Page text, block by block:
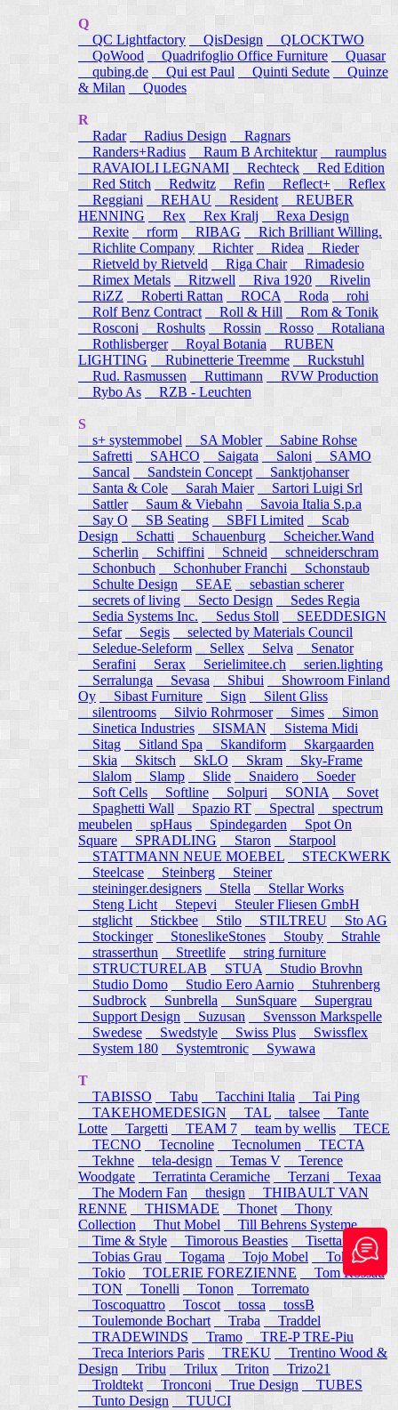
Q
QC Lightfactory
QisDesign
QLOCKTWO
QoWood Quadrifoglio Office Furniture
Quasar
qubing.de
Qui est Paul Quinti Sedute
Quinze
& Milan
Quodes
R
Radar
Radius Design
Ragnars
Randers+Radius
Raum B Architektur raumplus
RAVAIOLI LEGNAMI
Rechteck
Red Edition
Red Stitch
Redwitz Refin Reflect+
Reflex
Reggiani
REHAU Resident
REUBER
HENNING
Rex Rex Kralj
Rexa Design
Rexite
rform RIBAG
Rich Brilliant Willing.
Richlite Company
Richter Ridea
Rieder
Rietveld by Rietveld
Riga Chair
Rimadesio
Rimex Metals
Ritzwell Riva 1920
Rivelin
RiZZ
Roberti Rattan ROCA Roda
rohi
Rolf Benz Contract
Roll & Hill
Rom & Tonik
Rosconi Roshults Rossin Rosso
Rotaliana
Rothlisberger
Royal Botania
RUBEN
LIGHTING
Rubinetterie Treemme
Ruckstuhl
Rud. Rasmussen
Ruttimann
RVW Production
Rybo As
RZB - Leuchten
S
s+ systemmobel
SA Mobler
Sabine Rohse
Safretti
SAHCO Saigata Saloni
SAMO
Sancal
Sandstein Concept
Sanktjohanser
Santa & Cole
Sarah Maier
Sartori Luigi Srl
Sattler
Saum & Viebahn
Savoia Italia S.p.a
Say O
SB Seating SBFI Limited
Scab
Design
Schatti Schauenburg
Scheicher.Wand
Scherlin
Schiffini Schneid
schneiderschram
Schonbuch
Schonhuber Franchi
Schonstaub
Schulte Design
SEAE
sebastian scherer
secrets of living
Secto Design
Sedes Regia
Sedia Systems Inc.
Sedus Stoll
SEEDDESIGN
Sefar
Segis
selected by Materials Council
Seledue-Seleform
Sellex Selva
Senator
Serafini
Serax Serielimitee.ch
serien.lighting
Serralunga
Sevasa Shibui
Showroom Finland
Oy
Sibast Furniture Sign
Silent Gliss
silentrooms
Silvio Rohrmoser Simes Simon
Sinetica Industries
SISMAN
Sistema Midi
Sitag
Sitland Spa Skandiform
Skargaarden
Skia
Skitsch SkLO Skram
Sky-Frame
Slalom
Slamp Slide Snaidero
Soeder
Soft Cells
Softline Solpuri SONIA
Sovet
Spaghetti Wall
Spazio RT Spectral
spectrum
meubelen
spHaus Spindegarden
Spot On
Square
SPRADLING Staron
Starpool
STATTMANN NEUE MOEBEL
STECKWERK
Steelcase
Steinberg
Steiner
steininger.designers
Stella Stellar Works
Steng Licht
Stepevi
Steuler Fliesen GmbH
stglicht
Stickbee Stilo STILTREU
Sto AG
Stockinger
StoneslikeStones Stouby
Strahle
strasserthun
Streetlife
string furniture
STRUCTURELAB
STUA
Studio Brovhn
Studio Domo
Studio Eero Aarnio
Stuhrenberg
Sudbrock
Sunbrella SunSquare
Supergrau
Support Design
Suzusan
Svensson Markspelle
Swedese
Swedstyle Swiss Plus
Swissflex
System 180
Systemtronic Sywawa
T
TABISSO
Tabu Tacchini Italia
Tai Ping
TAKEHOMEDESIGN
TAL talsee
Tante
Lotte
Targetti TEAM 7 team by wellis
TECE
TECNO
Tecnoline Tecnolumen
TECTA
Tekhne
tela-design Temas V
Terence
Woodgate
Terratinta Ceramiche Terzani
Texaa
The Modern Fan
thesign
THIBAULT VAN
RENNE
THISMADE Thonet
Thony
Collection
Thut Mobel
Till Behrens Systeme
Time & Style
Timorous Beasties
Tisettanta
Tobias Grau
Togama Tojo Mobel
Token
Tokio
TOLERIE FOREZIENNE
Tom Rossau
TON
Tonelli Tonon
Torremato
Toscoquattro
Toscot tossa
tossB
Toulemonde Bochart
Traba
Traddel
TRADEWINDS
Tramo
TRE-P TRE-Piu
Treca Interiors Paris
TREKU
Trentino Wood &
Design
Tribu Trilux Triton
Trizo21
Troldtekt Tronconi True Design
TUBES
Tunto Design
TUUCI